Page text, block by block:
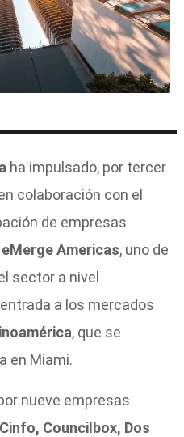
ha impulsado, por tercer
colaboración con el
de empresas
eMerge Americas, uno de
sector a nivel
a los mercados
, que se
en Miami.
nueve empresas
Councilbox, Dos